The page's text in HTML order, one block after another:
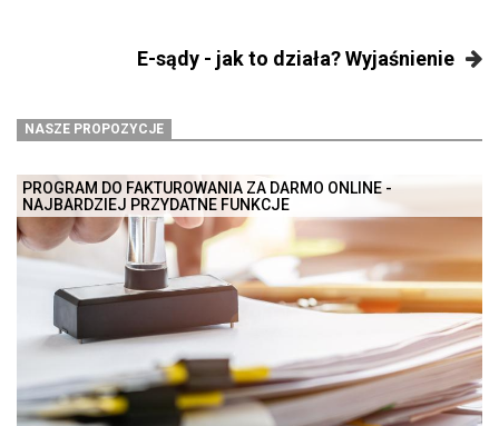
E-sądy - jak to działa? Wyjaśnienie
NASZE PROPOZYCJE
PROGRAM DO FAKTUROWANIA ZA DARMO ONLINE -
NAJBARDZIEJ PRZYDATNE FUNKCJE